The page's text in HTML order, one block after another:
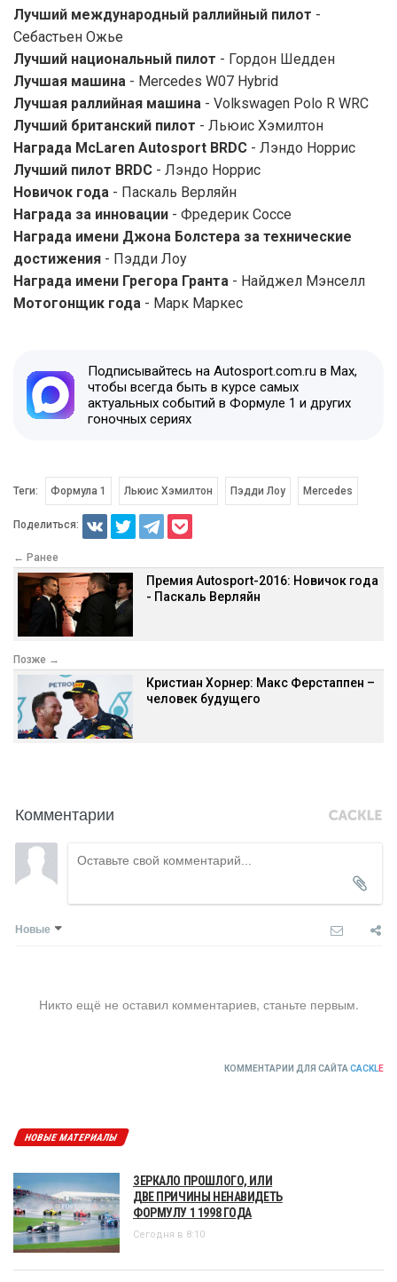
Лучший международный раллийный пилот -
Себастьен Ожье
Лучший национальный пилот - Гордон Шедден
Лучшая машина - Mercedes W07 Hybrid
Лучшая раллийная машина - Volkswagen Polo R WRC
Лучший британский пилот - Льюис Хэмилтон
Награда McLaren Autosport BRDC - Лэндо Норрис
Лучший пилот BRDC - Лэндо Норрис
Новичок года - Паскаль Верляйн
Награда за инновации - Фредерик Соссе
Награда имени Джона Болстера за технические
достижения - Пэдди Лоу
Награда имени Грегора Гранта - Найджел Мэнселл
Мотогонщик года - Марк Маркес
Подписывайтесь на Autosport.com.ru в Max,
чтобы всегда быть в курсе самых
актуальных событий в Формуле 1 и других
гоночных сериях
Теги: Формула 1 Льюис Хэмилтон Пэдди Лоу Mercedes
Поделиться:
← Ранее
Премия Autosport-2016: Новичок года
- Паскаль Верляйн
Позже →
Кристиан Хорнер: Макс Ферстаппен –
человек будущего
Комментарии
Новые
Никто ещё не оставил комментариев, станьте первым.
КОММЕНТАРИИ ДЛЯ САЙТА CACKLE
НОВЫЕ МАТЕРИАЛЫ
ЗЕРКАЛО ПРОШЛОГО, ИЛИ
ДВЕ ПРИЧИНЫ НЕНАВИДЕТЬ
ФОРМУЛУ 1 1998 ГОДА
Сегодня в 8:10